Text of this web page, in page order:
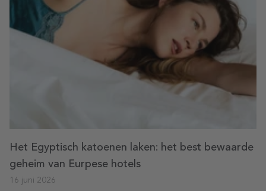
Het Egyptisch katoenen laken: het best bewaarde
geheim van Eurpese hotels
16 juni 2026